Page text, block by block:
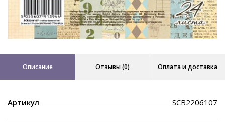
Описание Отзывы (0) Оплата и доставка
Артикул SCB2206107